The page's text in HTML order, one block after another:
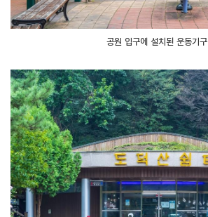
공원 입구에 설치된 운동기구